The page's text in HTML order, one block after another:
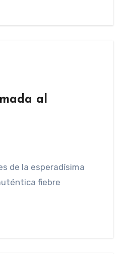
al
de la esperadísima
fiebre